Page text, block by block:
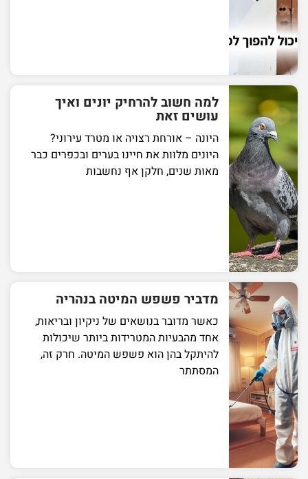
למה חשוב להרחיק יונים ואיך
עושים זאת
היונה – אורחת רצויה או מטרד עירוני?
היונים מלוות את חיינו בערים ובכפרים כבר
מאות שנים, חלקן אף נחשבות
מדביר פשפש המיטה בנהריה
כאשר מדובר בנושאים של ניקיון ובריאות,
אחד מהבעיות המטרידות ביותר שיכולות
להיתקל בהן הוא פשפש המיטה. חרק זה,
המסתתר